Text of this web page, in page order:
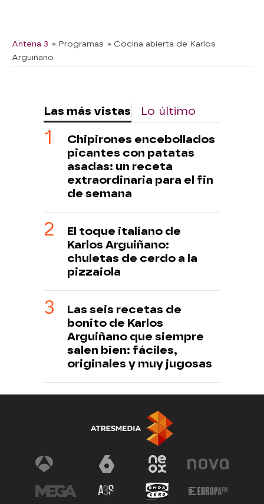
Antena 3 » Programas » Cocina abierta de Karlos
Arguiñano
Las más vistas Lo último
Chipirones encebollados
picantes con patatas
asadas: un receta
extraordinaria para el fin
de semana
El toque italiano de
Karlos Arguiñano:
chuletas de cerdo a la
pizzaiola
Las seis recetas de
bonito de Karlos
Arguiñano que siempre
salen bien: fáciles,
originales y muy jugosas